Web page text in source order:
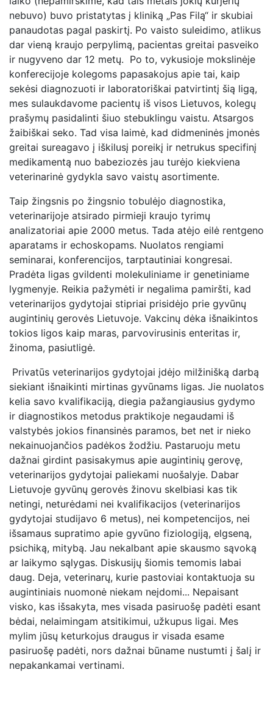
nebuvo) buvo pristatytas į kliniką „Pas Filą“ ir skubiai
panaudotas pagal paskirtį. Po vaisto suleidimo, atlikus
dar vieną kraujo perpylimą, pacientas greitai pasveiko
ir nugyveno dar 12 metų. Po to, vykusioje mokslinėje
konferecijoje kolegoms papasakojus apie tai, kaip
sekėsi diagnozuoti ir laboratoriškai patvirtintį šią ligą,
mes sulaukdavome pacientų iš visos Lietuvos, kolegų
prašymų pasidalinti šiuo stebuklingu vaistu. Atsargos
žaibiškai seko. Tad visa laimė, kad didmeninės įmonės
greitai sureagavo į iškilusį poreikį ir netrukus specifinį
medikamentą nuo babeziozės jau turėjo kiekviena
veterinarinė gydykla savo vaistų asortimente.
Taip žingsnis po žingsnio tobulėjo diagnostika,
veterinarijoje atsirado pirmieji kraujo tyrimų
analizatoriai apie 2000 metus. Tada atėjo eilė rentgeno
aparatams ir echoskopams. Nuolatos rengiami
seminarai, konferencijos, tarptautiniai kongresai.
Pradėta ligas gvildenti molekuliniame ir genetiniame
lygmenyje. Reikia pažymėti ir negalima pamiršti, kad
veterinarijos gydytojai stipriai prisidėjo prie gyvūnų
augintinių gerovės Lietuvoje. Vakcinų dėka išnaikintos
tokios ligos kaip maras, parvovirusinis enteritas ir,
žinoma, pasiutligė.
Privatūs veterinarijos gydytojai įdėjo milžinišką darbą
siekiant išnaikinti mirtinas gyvūnams ligas. Jie nuolatos
kelia savo kvalifikaciją, diegia pažangiausius gydymo
ir diagnostikos metodus praktikoje negaudami iš
valstybės jokios finansinės paramos, bet net ir nieko
nekainuojančios padėkos žodžiu. Pastaruoju metu
dažnai girdint pasisakymus apie augintinių gerovę,
veterinarijos gydytojai paliekami nuošalyje. Dabar
Lietuvoje gyvūnų gerovės žinovu skelbiasi kas tik
netingi, neturėdami nei kvalifikacijos (veterinarijos
gydytojai studijavo 6 metus), nei kompetencijos, nei
išsamaus supratimo apie gyvūno fiziologiją, elgseną,
psichiką, mitybą. Jau nekalbant apie skausmo sąvoką
ar laikymo sąlygas. Diskusijų šiomis temomis labai
daug. Deja, veterinarų, kurie pastoviai kontaktuoja su
augintiniais nuomonė niekam neįdomi... Nepaisant
visko, kas išsakyta, mes visada pasiruošę padėti esant
bėdai, nelaimingam atsitikimui, užkupus ligai. Mes
mylim jūsų keturkojus draugus ir visada esame
pasiruošę padėti, nors dažnai būname nustumti į šalį ir
nepakankamai vertinami.